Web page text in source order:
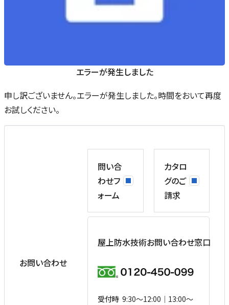
エラーが発生しました
申し訳ございません。エラーが発生しました。時間をおいて再度
お試しください。
お問い合わせ
問い合
わせフ
ォーム
カタロ
グのご
請求
屋上防水技術お問い合わせ窓口
受付時 9:30〜12:00｜13:00〜